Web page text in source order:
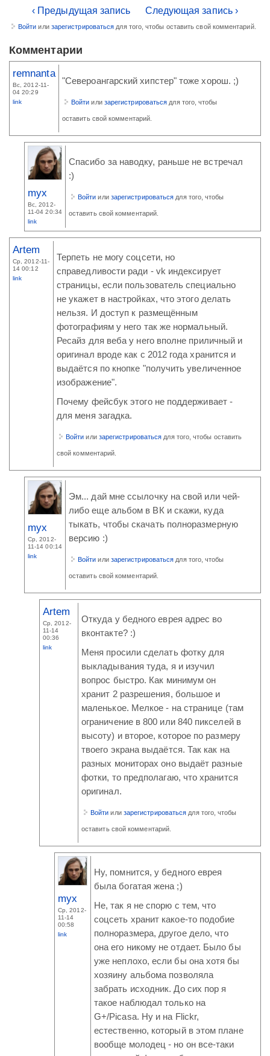
‹ Предыдущая запись
Следующая запись ›
Войти или зарегистрироваться для того, чтобы оставить свой комментарий.
Комментарии
remnanta
Вс, 2012-11-
04 20:29
link
"Североангарский хипстер" тоже хорош. ;)
Войти или зарегистрироваться для того, чтобы
оставить свой комментарий.
myx
Вс, 2012-
11-04 20:34
link
Спасибо за наводку, раньше не встречал
:)
Войти или зарегистрироваться для того, чтобы
оставить свой комментарий.
Artem
Ср, 2012-11-
14 00:12
link
Терпеть не могу соцсети, но
справедливости ради - vk индексирует
страницы, если пользователь специально
не укажет в настройках, что этого делать
нельзя. И доступ к размещённым
фотографиям у него так же нормальный.
Ресайз для веба у него вполне приличный и
оригинал вроде как с 2012 года хранится и
выдаётся по кнопке "получить увеличенное
изображение".
Почему фейсбук этого не поддерживает -
для меня загадка.
Войти или зарегистрироваться для того, чтобы оставить
свой комментарий.
myx
Ср, 2012-
11-14 00:14
link
Эм... дай мне ссылочку на свой или чей-
либо еще альбом в ВК и скажи, куда
тыкать, чтобы скачать полноразмерную
версию :)
Войти или зарегистрироваться для того, чтобы
оставить свой комментарий.
Artem
Ср, 2012-
11-14
00:36
link
Откуда у бедного еврея адрес во
вконтакте? :)
Меня просили сделать фотку для
выкладывания туда, я и изучил
вопрос быстро. Как минимум он
хранит 2 разрешения, большое и
маленькое. Мелкое - на странице (там
ограничение в 800 или 840 пикселей в
высоту) и второе, которое по размеру
твоего экрана выдаётся. Так как на
разных мониторах оно выдаёт разные
фотки, то предполагаю, что хранится
оригинал.
Войти или зарегистрироваться для того, чтобы
оставить свой комментарий.
myx
Ср, 2012-
11-14
00:58
link
Ну, помнится, у бедного еврея
была богатая жена ;)
Не, так я не спорю с тем, что
соцсеть хранит какое-то подобие
полноразмера, другое дело, что
она его никому не отдает. Было бы
уже неплохо, если бы она хотя бы
хозяину альбома позволяла
забрать исходник. До сих пор я
такое наблюдал только на
G+/Picasa. Ну и на Flickr,
естественно, который в этом плане
вообще молодец - но он все-таки